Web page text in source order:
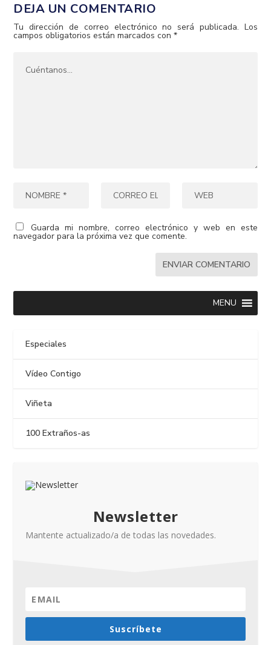
DEJA UN COMENTARIO
Tu dirección de correo electrónico no será publicada. Los
campos obligatorios están marcados con*
Guarda mi nombre, correo electrónico y web en este
navegador para la próxima vez que comente.
MENU
Especiales
Vídeo Contigo
Viñeta
100 Extraños-as
Newsletter
Mantente actualizado/a de todas las novedades.
Suscríbete